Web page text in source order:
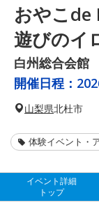
おやこde
遊びのイ
白州総合会館
開催日程：
山梨県北杜市
体験イベント・
イベント詳細
トップ